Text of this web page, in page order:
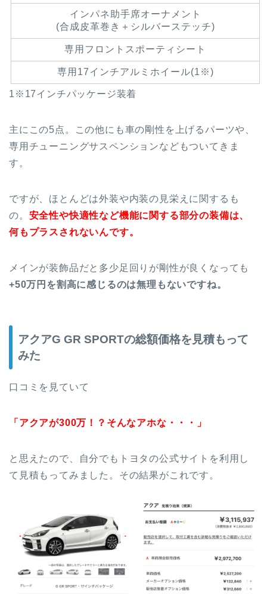
インパネ助手席オーナメント
(合成皮革巻き＋シルバーステッチ)
専用フロントスポーティシート
専用17インチアルミホイール(1※)
1※17インチパッケージ装着
主にこの5点。この他にも車の剛性を上げるパーツや、
専用チューニングサスペンションなどもついてきま
す。
ですが、ほとんどは外装や内装の見栄えに関するも
の。 安全性や快適性など機能に関する部分の装備は、
何もプラスされないんです。
メインが装飾品だと多少足回りが剛性が良くなっても
+50万円を割高に感じるのは無理もないですね。
アクアG GR SPORTの総額価格を見積もって
みた
口コミを見ていて
「アクアが300万！？そんなアホな・・・」
と思えたので、自分でもトヨタの公式サイトを利用し
て見積もってみました。その結果がこれです。